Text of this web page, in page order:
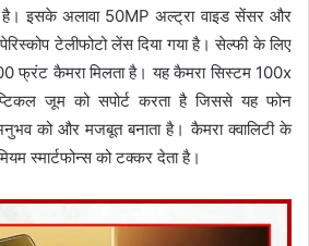
है। इसके अलावा 50MP अल्ट्रा वाइड सेंसर और
टेलीफोटो लेंस दिया गया है। सेल्फी के लिए
फ्रंट कैमरा मिलता है। यह कैमरा सिस्टम 100x
जूम को सपोर्ट करता है जिससे यह फोन
को और मजबूत बनाता है। कैमरा क्वालिटी के
स्मार्टफोन्स को टक्कर देता है।